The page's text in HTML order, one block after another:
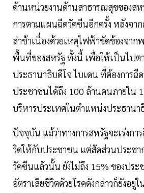
ด้านหน่วยงานด้านสาธารณสุขของสห
การตามแผนฉีดวัคซีนอีกครั้ง หลังจา
ล่าช้าเนื่องด้วยเหตุไฟฟ้าขัดข้องจาก
พื้นที่ของสหรัฐ ทั้งนี้ เพื่อให้เป็นไปต
ประธานาธิบดีโจ ไบเดน ที่ต้องการฉี
ประชาชนได้ถึง 100 ล้านคนภายใน
บริหารประเทศในตำแหน่งประธานา
ปัจจุบัน แม้ว่าทางการสหรัฐจะเร่งก
วิดให้กับประชาชน แต่สัดส่วนประชา
วัคซีนแล้วนั้น ยังไม่ถึง 15% ของประ
อัตราเสียชีวิตด้วยโรคดังกล่าวก็ยังอยู่